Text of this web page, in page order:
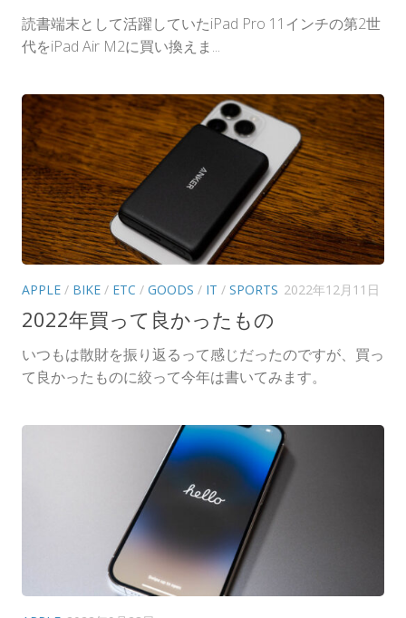
読書端末として活躍していたiPad Pro 11インチの第2世
代をiPad Air M2に買い換えま...
APPLE/ BIKE/ ETC / GOODS / IT / SPORTS 2022年12月11日
2022年買って良かったもの
いつもは散財を振り返るって感じだったのですが、買っ
て良かったものに絞って今年は書いてみます。